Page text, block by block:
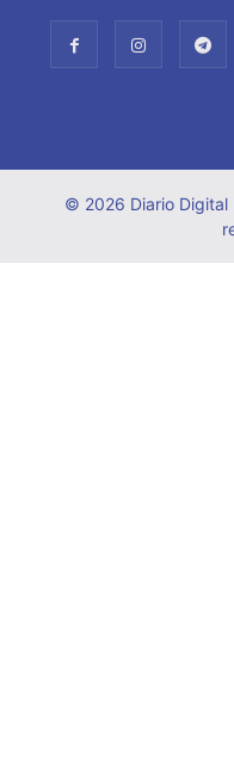
© 2026 Diario Digital